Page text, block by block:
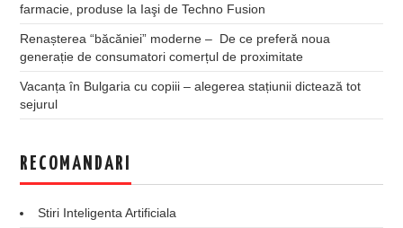
farmacie, produse la Iaşi de Techno Fusion
Renașterea “băcăniei” moderne – De ce preferă noua
generație de consumatori comerțul de proximitate
Vacanța în Bulgaria cu copiii – alegerea stațiunii dictează tot
sejurul
RECOMANDARI
Stiri Inteligenta Artificiala